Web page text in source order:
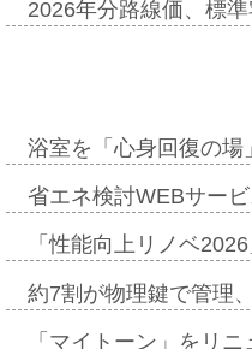
2026年分路線価、標
浴室を「心身回復の
省エネ検討WEBサー
「性能向上リノベ
約7割が物理鍵で管理
「マイトーン」をリ